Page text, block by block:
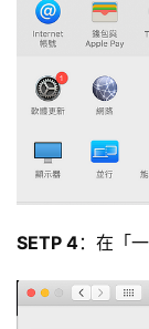
SETP 4：在「